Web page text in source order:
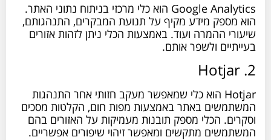
Google Analytics הוא כלי מרכזי בניתוח נתוני האתר.
הוא מספק מידע מקיף על תנועת המבקרים, התנהגותם,
שיעורי ההמרה ועוד. באמצעות הכלי ניתן לזהות אזורים
בעייתיים ולשפר אותם.
2. Hotjar
Hotjar הוא כלי שמאפשר מעקב חזותי אחר התנהגות
המשתמשים באתר באמצעות מפות חום, הקלטות מסכים
וסקרים. הכלי מספק תובנות מעמיקות על האזורים בהם
המשתמשים מתקשים ומאפשר זיהוי שיפורים אפשריים.